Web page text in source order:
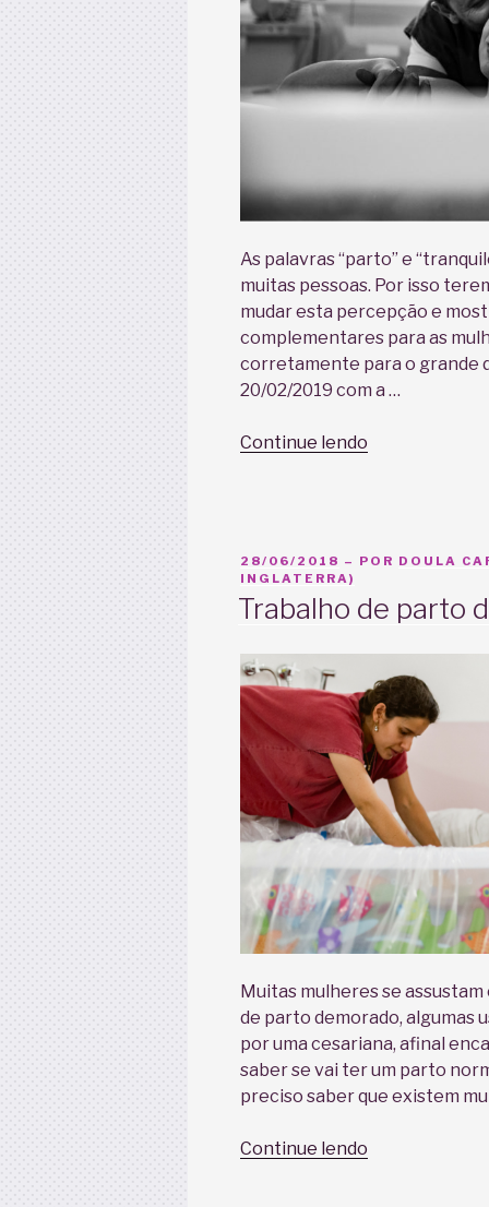
As palavras “parto” e
muitas pessoas. Por isso
mudar esta percepção e
complementares para as
corretamente para o grande
20/02/2019 com a …
Continue lendo
trabalho
de
parto
tranquilo?
(Roda
de
conversa)”
PUBLICADO
EM
28/06/2018 – POR DOULA
INGLATERRA)
Trabalho de parto
Muitas mulheres se
de parto demorado, algumas
por uma cesariana, afinal
saber se vai ter um parto
preciso saber que existem
Continue lendo